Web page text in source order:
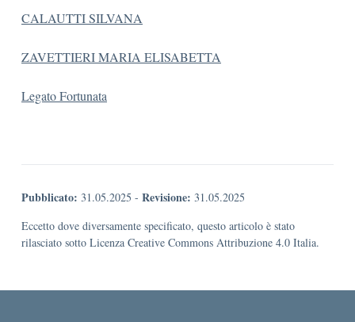
CALAUTTI SILVANA
ZAVETTIERI MARIA ELISABETTA
Legato Fortunata
Pubblicato: 31.05.2025 - Revisione: 31.05.2025
Eccetto dove diversamente specificato, questo articolo è stato
rilasciato sotto Licenza Creative Commons Attribuzione 4.0 Italia.